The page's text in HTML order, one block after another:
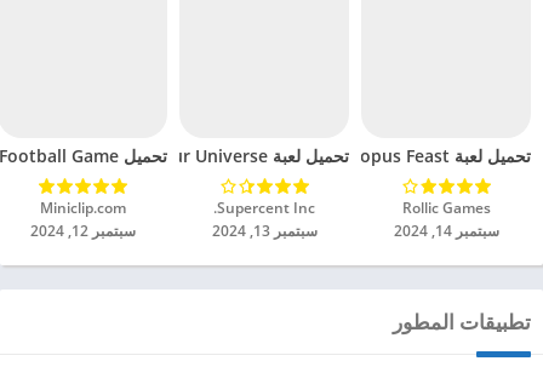
تحميل لعبة Octopus Feast مهكرة للاندرويد 2024
Rollic Games‏
سبتمبر 14, 2024
تحميل لعبة Dinosaur Universe مهكرة للاندرويد 2024
Supercent Inc.‏
سبتمبر 13, 2024
تحميل Soccer Hero PvP Football Game مهكرة للاندرويد 2024
Miniclip.com‏
سبتمبر 12, 2024
تطبيقات المطور